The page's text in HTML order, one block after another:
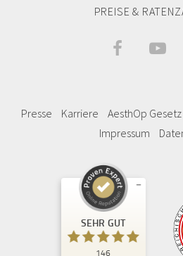
PREISE &
 
Presse Karriere AesthOp Gesetz
Impressum
SEHR GUT
146
Kundenbewertungen und Erfahrungen zu
Privatklinik Kiprov